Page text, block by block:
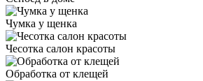
Чумка у щенка
Чесотка салон красоты
Обработка от клещей